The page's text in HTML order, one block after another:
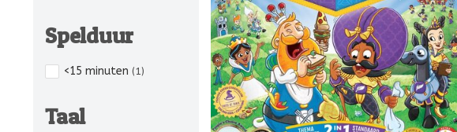
Spelduur
<15 minuten (1)
Taal